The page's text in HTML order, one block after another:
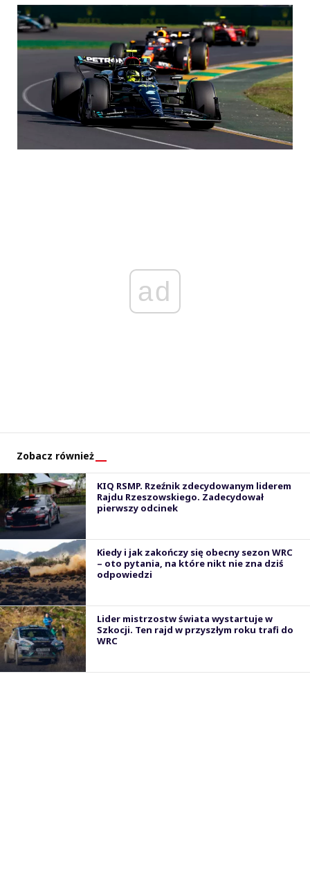
ad
Zobacz również
KIQ RSMP. Rzeźnik zdecydowanym liderem
Rajdu Rzeszowskiego. Zadecydował
pierwszy odcinek
Kiedy i jak zakończy się obecny sezon WRC
– oto pytania, na które nikt nie zna dziś
odpowiedzi
Lider mistrzostw świata wystartuje w
Szkocji. Ten rajd w przyszłym roku trafi do
WRC